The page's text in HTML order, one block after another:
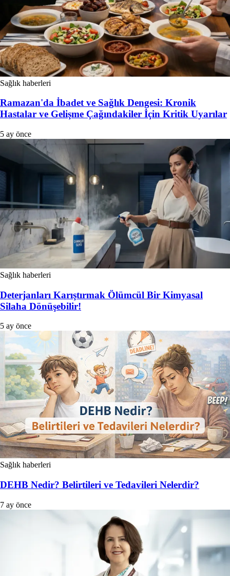
Sağlık haberleri
Ramazan'da İbadet ve Sağlık Dengesi: Kronik
Hastalar ve Gelişme Çağındakiler İçin Kritik Uyarılar
5 ay önce
Sağlık haberleri
Deterjanları Karıştırmak Ölümcül Bir Kimyasal
Silaha Dönüşebilir!
5 ay önce
Sağlık haberleri
DEHB Nedir? Belirtileri ve Tedavileri Nelerdir?
7 ay önce